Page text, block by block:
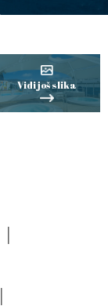
Vidi još slika
|
|